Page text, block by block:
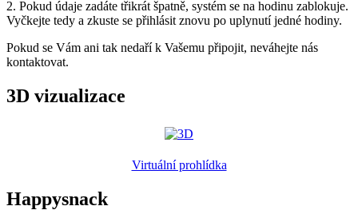
2. Pokud údaje zadáte třikrát špatně, systém se na hodinu zablokuje.
Vyčkejte tedy a zkuste se přihlásit znovu po uplynutí jedné hodiny.
Pokud se Vám ani tak nedaří k Vašemu připojit, neváhejte nás
kontaktovat.
3D vizualizace
Virtuální prohlídka
Happysnack